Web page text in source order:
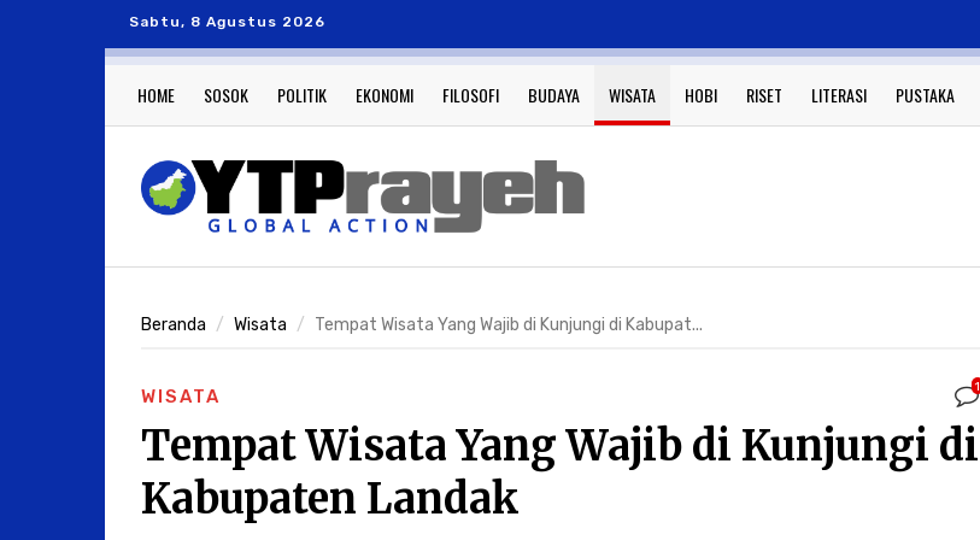
Sabtu, 8 Agustus 2026
HOME SOSOK POLITIK EKONOMI FILOSOFI BUDAYA WISATA HOBI RISET LITERASI PUSTAKA
Beranda Wisata Tempat Wisata Yang Wajib di Kunjungi di Kabupat...
WISATA 1
Tempat Wisata Yang Wajib di Kunjungi di
Kabupaten Landak